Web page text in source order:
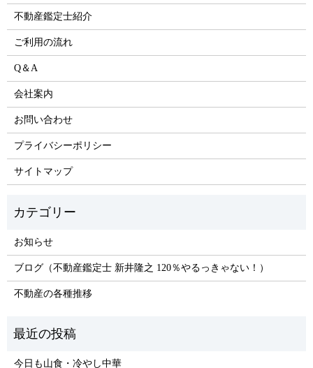
不動産鑑定士紹介
ご利用の流れ
Q＆A
会社案内
お問い合わせ
プライバシーポリシー
サイトマップ
お知らせ
ブログ（不動産鑑定士 新井隆之 120％やるっきゃない！）
不動産の各種推移
今日も山食・冷やし中華